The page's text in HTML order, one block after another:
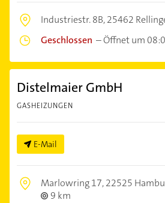
Industriestr. 8B,25462
Geschlossen –Öffnet um
Distelmaier GmbH
GASHEIZUNGEN
E-Mail
Marlowring 17,22525
9 km